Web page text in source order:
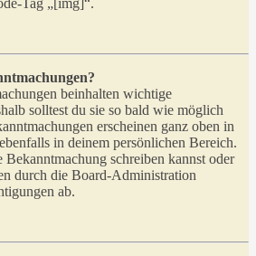
beinhalten wichtige
solltest du sie so bald wie möglich
erscheinen ganz oben in
in deinem persönlichen Bereich.
Bekanntmachung schreiben kannst oder
durch die Board-Administration
ab.